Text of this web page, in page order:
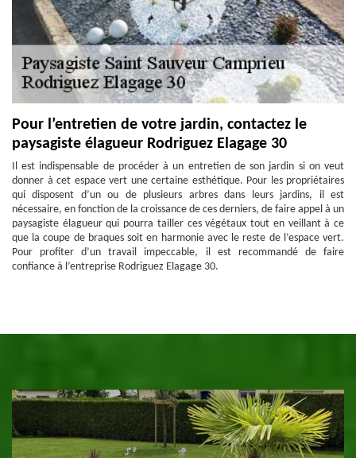
Pour l’entretien de votre jardin, contactez le
paysagiste élagueur Rodriguez Elagage 30
Il est indispensable de procéder à un entretien de son jardin si on veut
donner à cet espace vert une certaine esthétique. Pour les propriétaires
qui disposent d’un ou de plusieurs arbres dans leurs jardins, il est
nécessaire, en fonction de la croissance de ces derniers, de faire appel à un
paysagiste élagueur qui pourra tailler ces végétaux tout en veillant à ce
que la coupe de braques soit en harmonie avec le reste de l’espace vert.
Pour profiter d’un travail impeccable, il est recommandé de faire
confiance à l’entreprise Rodriguez Elagage 30.